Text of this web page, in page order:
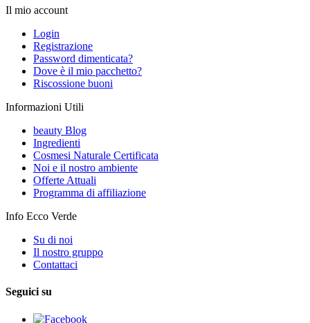
Il mio account
Login
Registrazione
Password dimenticata?
Dove è il mio pacchetto?
Riscossione buoni
Informazioni Utili
beauty Blog
Ingredienti
Cosmesi Naturale Certificata
Noi e il nostro ambiente
Offerte Attuali
Programma di affiliazione
Info Ecco Verde
Su di noi
Il nostro gruppo
Contattaci
Seguici su